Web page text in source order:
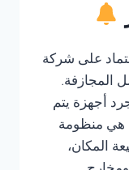
على شركة
المجازفة.
أجهزة يتم
هي منظومة
المكان،